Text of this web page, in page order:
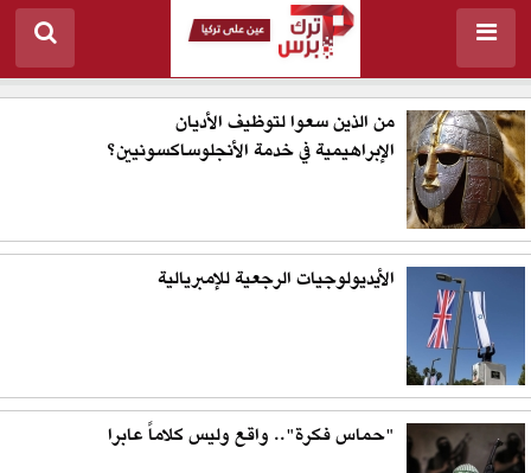
من الذين سعوا لتوظيف الأديان
الإبراهيمية في خدمة الأنجلوساكسونيين؟
الأيديولوجيات الرجعية للإمبريالية
"حماس فكرة".. واقع وليس كلاماً عابرا